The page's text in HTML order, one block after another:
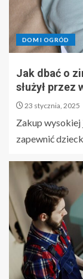
DOM I OGRÓD
Jak dbać o
służył przez
23 stycznia, 2025
Zakup
zapewnić